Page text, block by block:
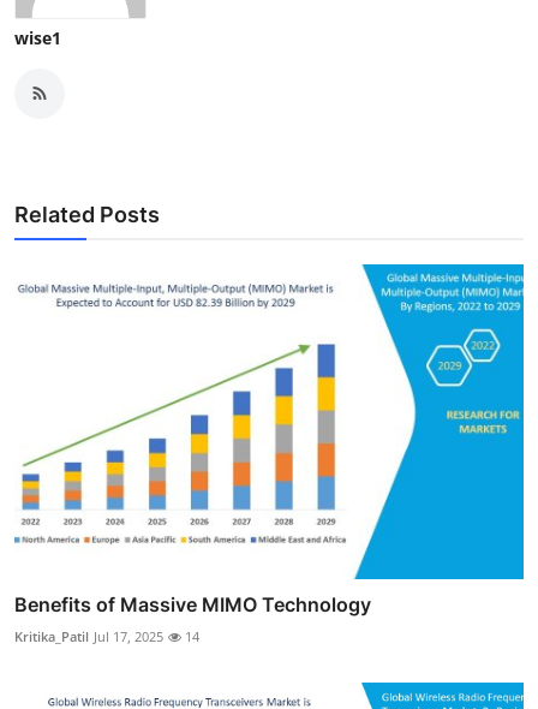
wise1
Related Posts
Benefits of Massive MIMO Technology
Kritika_Patil Jul 17, 2025 14